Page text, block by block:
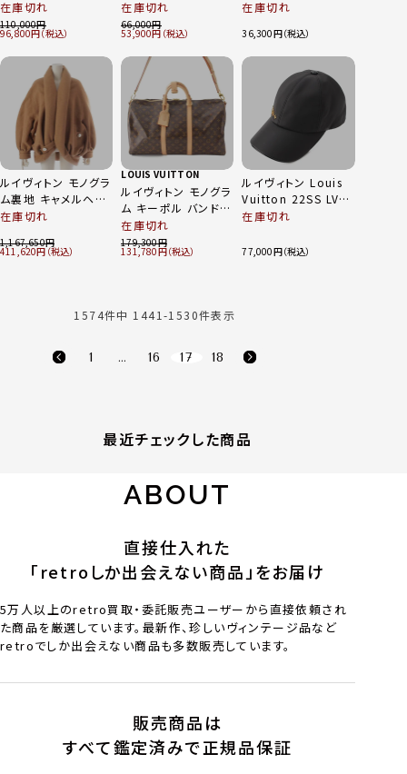
コラボ メンズ ロゴ
コットン ジップアップ
ブルゾン ブラック XS
在庫切れ
110,000
96,800
ビーマイキャップ 帽
子 M77541 ベージ
ュ
在庫切れ
66,000
53,900
ゥ モノグラム チェー
M65111 ゴールド
在庫切れ
36,300
ルイヴィトン モノグラ
ム裏地 キャメルヘア
パール コクーン ショ
ブラウン FR34
在庫切れ
1,167,650
411,620
LOUIS VUITTON
ルイヴィトン モノグラ
ム キーポル バンドリ
エール50 ボストンバ
ッグ M41416 ブラウ
ン
在庫切れ
179,300
131,780
ルイヴィトン Louis
Vuitton 22SS LVフ
ラワー クルーザー モ
スボールキャップ ブ
在庫切れ
77,000
1574件中 1441 -1530件表示
1 … 16 17 18
最近チェックした商品
ABOUT
直接仕入れた
「retroしか出会えない商品」をお届け
5万人以上のretro買取・委託販売ユーザーから直接依頼され
た商品を厳選しています。最新作、珍しいヴィンテージ品など
retroでしか出会えない商品も多数販売しています。
販売商品は
すべて鑑定済みで正規品保証